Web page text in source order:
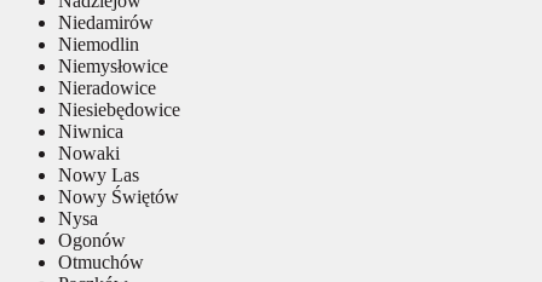
Niedamirów
Niemodlin
Niemysłowice
Nieradowice
Niesiebędowice
Niwnica
Nowaki
Nowy Las
Nowy Świętów
Nysa
Ogonów
Otmuchów